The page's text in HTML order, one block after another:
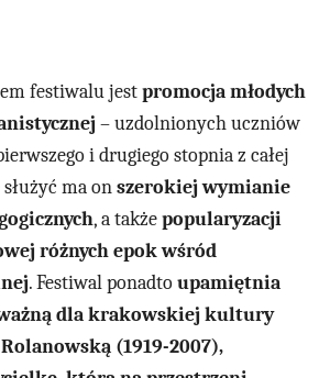
festiwalu jestpromocja młodych
– uzdolnionych uczniów
i drugiego stopnia z całej
ma onszerokiej wymianie
, a takżepopularyzacji
różnych epok wśród
. Festiwal ponadtoupamiętnia
dla krakowskiej kultury
(1919-2007),